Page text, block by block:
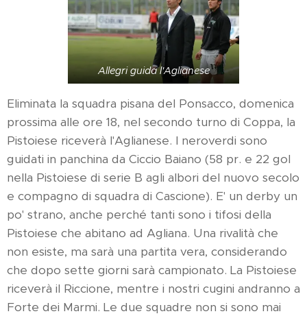
Allegri guida l'Aglianese
Eliminata la squadra pisana del Ponsacco, domenica
prossima alle ore 18, nel secondo turno di Coppa, la
Pistoiese riceverà l'Aglianese. I neroverdi sono
guidati in panchina da Ciccio Baiano (58 pr. e 22 gol
nella Pistoiese di serie B agli albori del nuovo secolo
e compagno di squadra di Cascione). E' un derby un
po' strano, anche perché tanti sono i tifosi della
Pistoiese che abitano ad Agliana. Una rivalità che
non esiste, ma sarà una partita vera, considerando
che dopo sette giorni sarà campionato. La Pistoiese
riceverà il Riccione, mentre i nostri cugini andranno a
Forte dei Marmi. Le due squadre non si sono mai